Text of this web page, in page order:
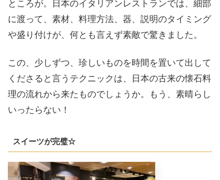
ところが。日本のイタリアンレストランでは、細部
に渡って、素材、料理方法、器、説明のタイミング
や盛り付けが、何とも言えず素敵で驚きました。
この、少しずつ、珍しいものを時間を置いて出して
くださると言うテクニックは、日本の古来の懐石料
理の流れから来たものでしょうか。もう、素晴らし
いったらない！
スイーツが完璧☆